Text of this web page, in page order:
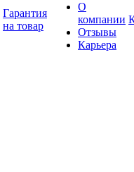
Гарантия
на товар
О
компании
Отзывы
Карьера